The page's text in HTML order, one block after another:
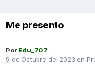
Me presento
Por Edu_707
9 de Octubre del 2023 en